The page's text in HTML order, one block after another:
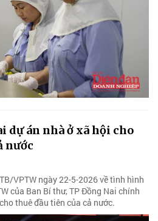
án nhà ở xã hội cho
nước
VPTW ngày 22-5-2026 về tình hình
của Ban Bí thư, TP Đồng Nai chính
thuê đầu tiên của cả nước.